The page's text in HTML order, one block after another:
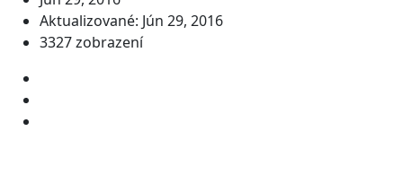
Aktualizované: Jún 29, 2016
3327 zobrazení